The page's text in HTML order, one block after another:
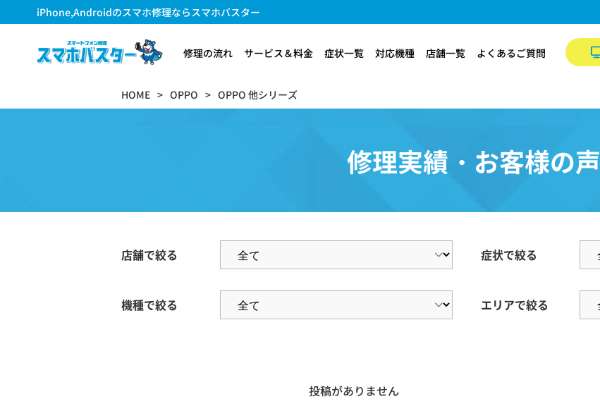
iPhone,Androidのスマホ修理ならスマホバスター
修理の流れ サービス＆料金 症状一覧 対応機種 店舗一覧 よくあるご質問
HOME OPPO OPPO 他シリーズ
修理実績・お客様の声
店舗で絞る 症状で絞る
機種で絞る エリアで絞る
投稿がありません